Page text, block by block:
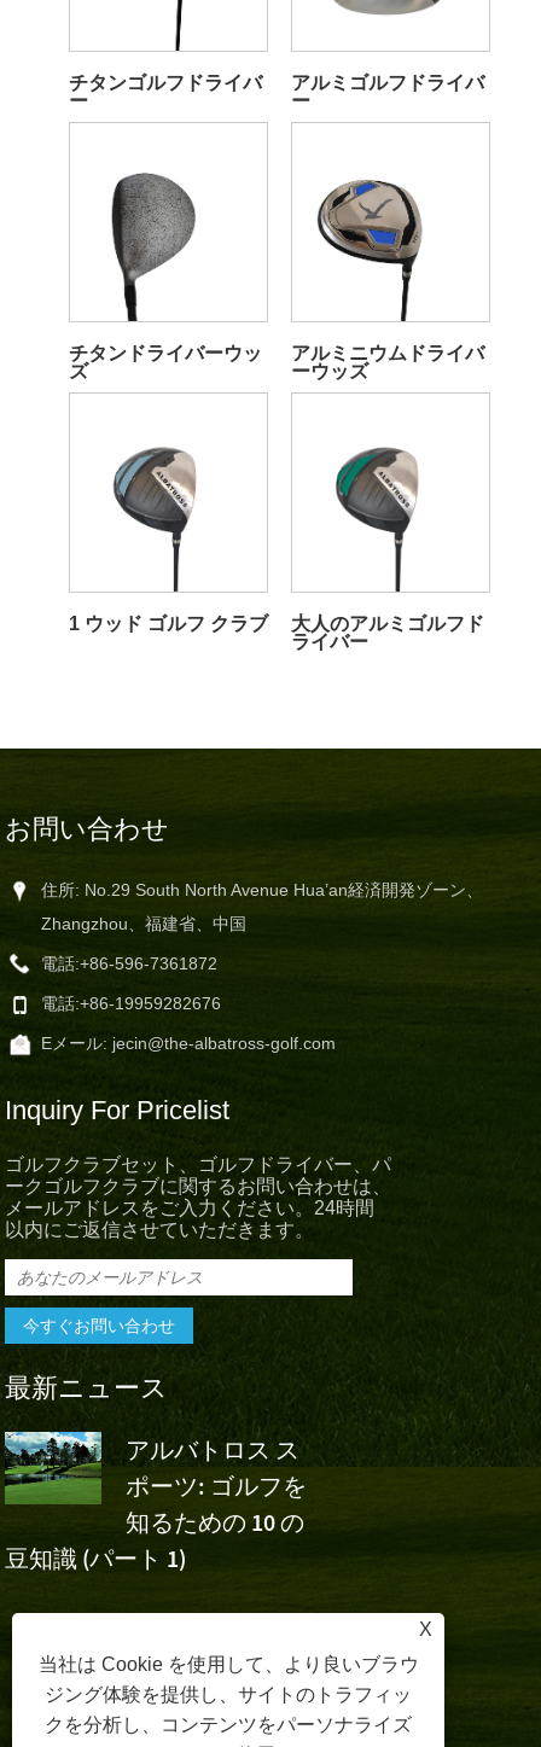
チタンゴルフドライバ
ー
アルミゴルフドライバ
ー
チタンドライバーウッ
ズ
アルミニウムドライバ
ーウッズ
1 ウッド ゴルフ クラブ
大人のアルミゴルフド
ライバー
お問い合わせ
住所: No.29 South North Avenue Hua’an経済開発ゾーン、
Zhangzhou、福建省、中国
電話:+86-596-7361872
電話:+86-19959282676
Eメール: jecin@the-albatross-golf.com
Inquiry For Pricelist
ゴルフクラブセット、ゴルフドライバー、パ
ークゴルフクラブに関するお問い合わせは、
メールアドレスをご入力ください。24時間
以内にご返信させていただきます。
最新ニュース
アルバトロス ス
ポーツ: ゴルフを
知るための 10 の
豆知識 (パート 1)
アルバト
X
当社は Cookie を使用して、より良いブラウ
ジング体験を提供し、サイトのトラフィッ
クを分析し、コンテンツをパーソナライズ